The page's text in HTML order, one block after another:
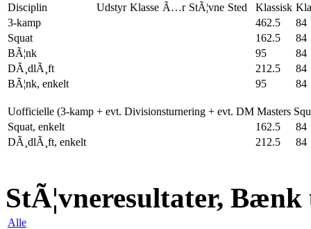
Disciplin Udstyr Klasse Ã…r StÃ¦vne Sted Klassisk
3-kamp
462.5
84
Squat
162.5
84
BÃ¦nk
95
84
DÃ¸dlÃ¸ft
212.5
84
BÃ¦nk, enkelt
95 84
Uofficielle (3-kamp + evt. Divisionsturnering + evt. DM Masters
Squat, enkelt
162.5
84
DÃ¸dlÃ¸ft, enkelt
212.5 84
StÃ¦vneresultater,
Alle